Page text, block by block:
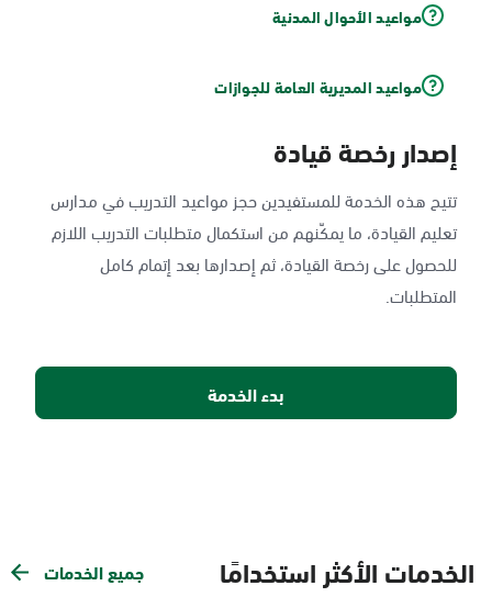
مواعيد الأحوال المدنية
مواعيد المديرية العامة للجوازات
إصدار رخصة قيادة
تتيح هذه الخدمة للمستفيدين حجز مواعيد التدريب في مدارس
تعليم القيادة، ما يمكّنهم من استكمال متطلبات التدريب اللازم
للحصول على رخصة القيادة، ثم إصدارها بعد إتمام كامل
المتطلبات.
بدء الخدمة
الخدمات الأكثر استخدامًا جميع الخدمات